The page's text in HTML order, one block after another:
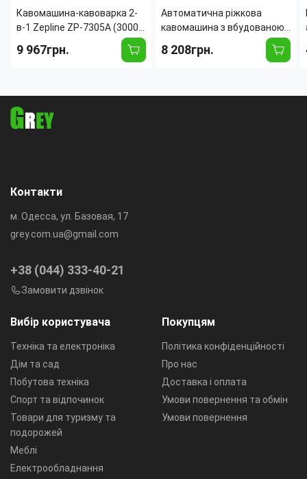
Кавомашина-кавоварка 2-
в-1 Zepline ZP-7305A (3000
Вт, 20 барів) з вбудованою
кавомолкою, сенсорним
9 967грн.
Автоматична ріжкова
кавомашина з вбудованою
кавомолкою Zepline ZP-
6807 (1500 Вт, 20 барів, 2.6
8 208грн.
Вибір користувача
Техніка та електроніка
Дім та сад
Побутова техніка
Спорт та відпочинок
Товари для туризму та
подорожей
Меблі
Електрообладнання
Покупцям
Політика конфіденційності
Про нас
Доставка і оплата
Умови повернення та обмін
Умови повернення
Контакти
м. Одесса, ул. Базовая, 17
grey.com.ua@gmail.com
+38 (044) 333-40-21
Замовити дзвінок